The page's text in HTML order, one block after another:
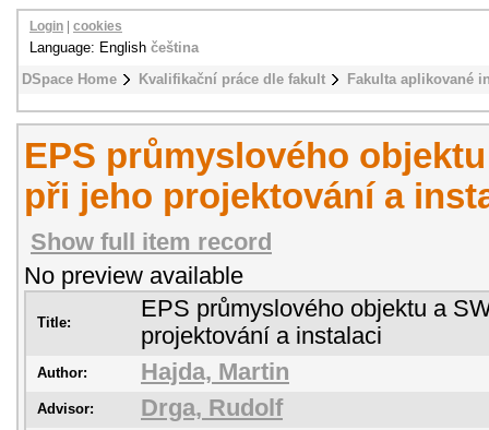
DSpace Home Kvalifikační práce dle fakult Fakulta aplikované
Login cookies
Language: English čeština
EPS průmyslového
při jeho projektování a
Show full item record
No preview available
Title:
EPS průmyslového objektu a
projektování a instalaci
Author: Hajda, Martin
Advisor: Drga, Rudolf